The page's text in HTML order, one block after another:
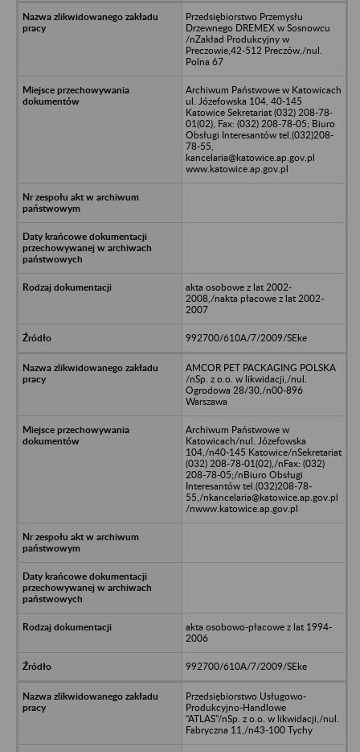
Przedsiębiorstwo Przemysłu
Drzewnego DREMEX w Sosnowcu
/nZakład Produkcyjny w
Preczowie,42-512 Preczów,/nul.
Polna 67
Archiwum Państwowe w Katowicach
ul. Józefowska 104, 40-145
Katowice Sekretariat (032) 208-78-
01(02), Fax: (032) 208-78-05; Biuro
Obsługi Interesantów tel.(032)208-
78-55,
kancelaria@katowice.ap.gov.pl
www.katowice.ap.gov.pl
akta osobowe z lat 2002-
2008,/nakta płacowe z lat 2002-
2007
992700/610A/7/2009/SEke
AMCOR PET PACKAGING POLSKA
/nSp. z o.o. w likwidacji,/nul.
Ogrodowa 28/30,/n00-896
Warszawa
Archiwum Państwowe w
Katowicach/nul. Józefowska
104,/n40-145 Katowice/nSekretariat
(032) 208-78-01(02),/nFax: (032)
208-78-05;/nBiuro Obsługi
Interesantów tel.(032)208-78-
55,/nkancelaria@katowice.ap.gov.pl
/nwww.katowice.ap.gov.pl
akta osobowo-płacowe z lat 1994-
2006
992700/610A/7/2009/SEke
Przedsiębiorstwo Usługowo-
Produkcyjno-Handlowe
"ATLAS"/nSp. z o.o. w likwidacji,/nul.
Fabryczna 11,/n43-100 Tychy